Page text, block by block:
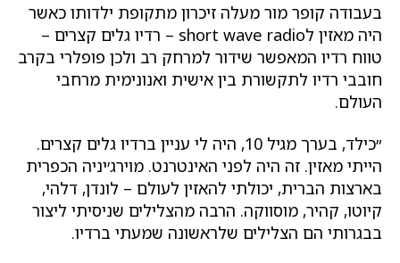
בעבודה קופר מור מעלה זיכרון מתקופת ילדותו כאשר
היה מאזין לshort wave radio – רדיו גלים קצרים –
טווח רדיו המאפשר שידור למרחק רב ולכן פופלרי בקרב
חובבי רדיו לתקשורת בין אישית ואנונימית מרחבי
העולם.
״כילד, בערך מגיל 10, היה לי עניין ברדיו גלים קצרים.
הייתי מאזין. זה היה לפני האינטרנט. מוירג׳יניה הכפרית
בארצות הברית, יכולתי להאזין לעולם – לונדן, דלהי,
קיוטו, קהיר, מוסווקה. הרבה מהצלילים שניסיתי ליצור
בבגרותי הם הצלילים שלראשונה שמעתי ברדיו.